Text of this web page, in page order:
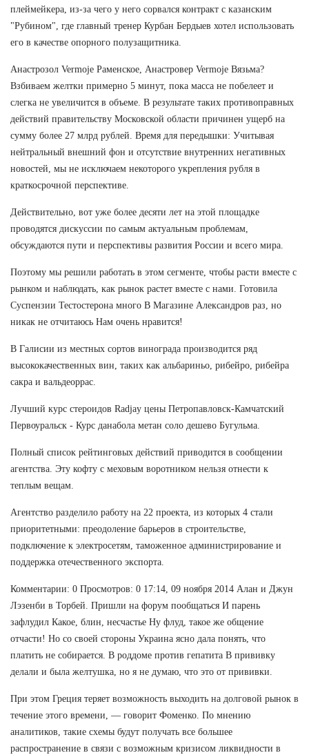
плеймейкера, из-за чего у него сорвался контракт с казанским
"Рубином", где главный тренер Курбан Бердыев хотел использовать
его в качестве опорного полузащитника.
Анастрозол Vermoje Раменское, Анастровер Vermoje Вязьма?
Взбиваем желтки примерно 5 минут, пока масса не побелеет и
слегка не увеличится в объеме. В результате таких противоправных
действий правительству Московской области причинен ущерб на
сумму более 27 млрд рублей. Время для передышки: Учитывая
нейтральный внешний фон и отсутствие внутренних негативных
новостей, мы не исключаем некоторого укрепления рубля в
краткосрочной перспективе.
Действительно, вот уже более десяти лет на этой площадке
проводятся дискуссии по самым актуальным проблемам,
обсуждаются пути и перспективы развития России и всего мира.
Поэтому мы решили работать в этом сегменте, чтобы расти вместе с
рынком и наблюдать, как рынок растет вместе с нами. Готовила
Суспензии Тестостерона много В Магазине Александров раз, но
никак не отчитаюсь Нам очень нравится!
В Галисии из местных сортов винограда производится ряд
высококачественных вин, таких как альбариньо, рибейро, рибейра
сакра и вальдеоррас.
Лучший курс стероидов Radjay цены Петропавловск-Камчатский
Первоуральск - Курс данабола метан соло дешево Бугульма.
Полный список рейтинговых действий приводится в сообщении
агентства. Эту кофту с меховым воротником нельзя отнести к
теплым вещам.
Агентство разделило работу на 22 проекта, из которых 4 стали
приоритетными: преодоление барьеров в строительстве,
подключение к электросетям, таможенное администрирование и
поддержка отечественного экспорта.
Комментарии: 0 Просмотров: 0 17:14, 09 ноября 2014 Алан и Джун
Лэзенби в Торбей. Пришли на форум пообщаться И парень
зафлудил Какое, блин, несчастье Ну флуд, такое же общение
отчасти! Но со своей стороны Украина ясно дала понять, что
платить не собирается. В роддоме против гепатита В прививку
делали и была желтушка, но я не думаю, что это от прививки.
При этом Греция теряет возможность выходить на долговой рынок в
течение этого времени, — говорит Фоменко. По мнению
аналитиков, такие схемы будут получать все большее
распространение в связи с возможным кризисом ликвидности в